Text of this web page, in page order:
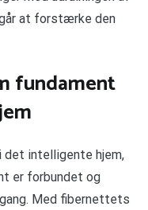
at forstærke den
fundament
det intelligente hjem,
er forbundet og
Med fibernettets